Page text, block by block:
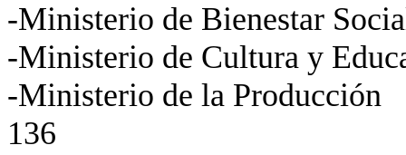
-Ministerio de Bienestar
-Ministerio de Cultura y
-Ministerio de la Producción
136